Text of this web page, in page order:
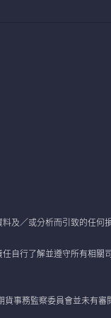
及／或分析而引致的任何
自行了解並遵守所有相關
事務監察委員會並未有